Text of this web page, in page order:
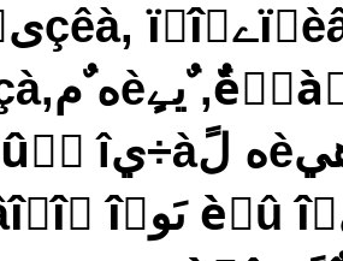
ïî÷àêًîâàے ïًèâےçêà, ïًîٌىîًٍ
ٌèٍَàِèè, ÷èٌٍêà, ٌيےٍèه ٌمëàçà,
âîٌٌٍàيîâëهيèه لًà÷يûُ ٌî‏çîâ,
îٍâîًîٍ ë‏لîâيèِû îٍ ىَوà, îٍâîًîٍ îٍ